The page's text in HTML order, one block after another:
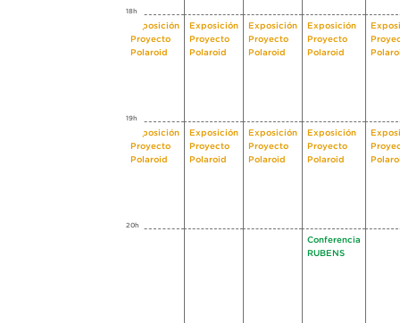
18h
Exposición
Proyecto
Polaroid
Exposición
Proyecto
Polaroid
Exposición
Proyecto
Polaroid
Exposición
Proyecto
Polaroid
19h
Exposición
Proyecto
Polaroid
Exposición
Proyecto
Polaroid
Exposición
Proyecto
Polaroid
Exposición
Proyecto
Polaroid
20h
Conferencia
RUBENS